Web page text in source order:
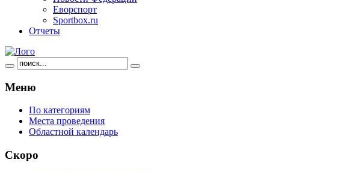
Еворспорт
Sportbox.ru
Отчеты
Меню
По категориям
Места проведения
Областной календарь
Скоро